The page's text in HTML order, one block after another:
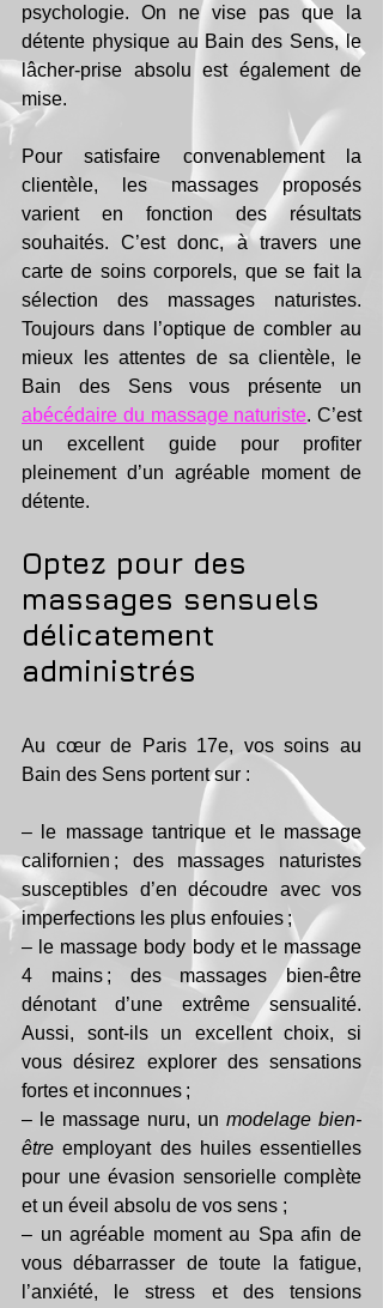
psychologie. On ne vise pas que la
détente physique au Bain des Sens, le
lâcher-prise absolu est également de
mise.
Pour satisfaire convenablement la
clientèle, les massages proposés
varient en fonction des résultats
souhaités. C’est donc, à travers une
carte de soins corporels, que se fait la
sélection des massages naturistes.
Toujours dans l’optique de combler au
mieux les attentes de sa clientèle, le
abécédaire du massage naturiste. C’est
un excellent guide pour profiter
pleinement d’un agréable moment de
détente.
Optez pour des
massages sensuels
délicatement
administrés
Au cœur de Paris 17e, vos soins au
Bain des Sens portent sur :
– le massage tantrique et le massage
californien ; des massages naturistes
susceptibles d’en découdre avec vos
imperfections les plus enfouies ;
– le massage body body et le massage
4 mains ; des massages bien-être
dénotant d’une extrême sensualité.
Aussi, sont-ils un excellent choix, si
vous désirez explorer des sensations
fortes et inconnues ;
– le massage nuru, un modelage bien-
être employant des huiles essentielles
pour une évasion sensorielle complète
et un éveil absolu de vos sens ;
– un agréable moment au Spa afin de
vous débarrasser de toute la fatigue,
l’anxiété, le stress et des tensions